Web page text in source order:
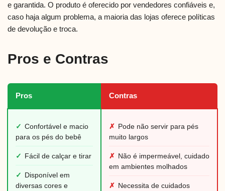
e garantida. O produto é oferecido por vendedores confiáveis e,
caso haja algum problema, a maioria das lojas oferece políticas
de devolução e troca.
Pros e Contras
Pros Contras
✓ Confortável e macio
para os pés do bebê
✓ Fácil de calçar e tirar
✓
Disponível em
diversas cores e
✗ Pode não servir para pés
muito largos
✗ Não é impermeável, cuidado
em ambientes molhados
✗ Necessita de cuidados